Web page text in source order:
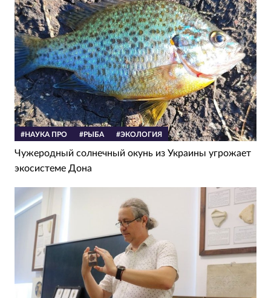
#НАУКА ПРО #РЫБА #ЭКОЛОГИЯ
Чужеродный солнечный окунь из Украины угрожает
экосистеме Дона